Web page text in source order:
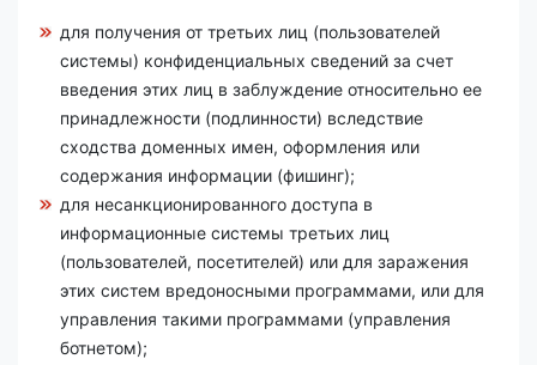
для получения от третьих лиц (пользователей
системы) конфиденциальных сведений за счет
введения этих лиц в заблуждение относительно ее
принадлежности (подлинности) вследствие
сходства доменных имен, оформления или
содержания информации (фишинг);
для несанкционированного доступа в
информационные системы третьих лиц
(пользователей, посетителей) или для заражения
этих систем вредоносными программами, или для
управления такими программами (управления
ботнетом);